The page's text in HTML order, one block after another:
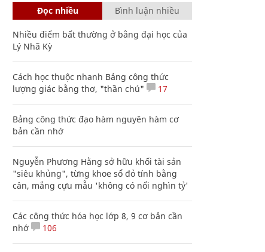
Đọc nhiều Bình luận nhiều
Nhiều điểm bất thường ở bằng đại học của
Lý Nhã Kỳ
Cách học thuộc nhanh Bảng công thức
lượng giác bằng thơ, "thần chú"
17
Bảng công thức đạo hàm nguyên hàm cơ
bản cần nhớ
Nguyễn Phương Hằng sở hữu khối tài sản
"siêu khủng", từng khoe sổ đỏ tính bằng
cân, mắng cựu mẫu 'không có nổi nghìn tỷ'
Các công thức hóa học lớp 8, 9 cơ bản cần
nhớ
106